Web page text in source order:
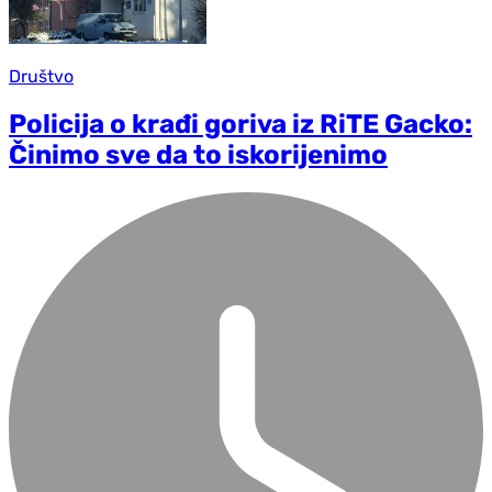
Društvo
Policija o krađi goriva iz RiTE Gacko:
Činimo sve da to iskorijenimo